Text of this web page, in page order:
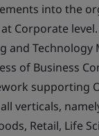
into the
Corporate
and Technology
of Business
supporting
verticals,
Retail, Life